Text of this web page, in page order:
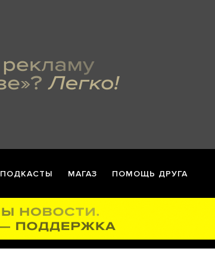
ПОДКАСТЫ МАГАЗ ПОМОЩЬ ДРУГА